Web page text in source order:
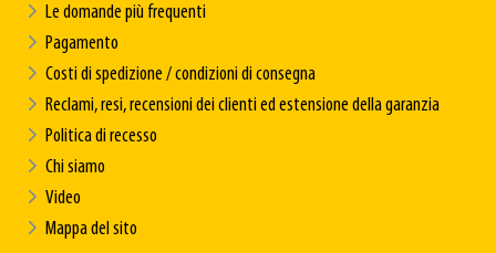
Le domande più frequenti
Pagamento
Costi di spedizione / condizioni di consegna
Reclami, resi, recensioni dei clienti ed estensione della garanzia
Politica di recesso
Chi siamo
Video
Mappa del sito